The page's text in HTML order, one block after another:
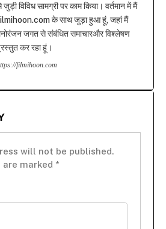
जुड़ी विविध सामग्री पर काम किया। वर्तमान में मैं
के साथ जुड़ा हुआ हूं, जहां मैं
जगत से संबंधित समाचारऔर विश्लेषण
कर रहा हूं।
filmihoon.com
will not be published.
are marked *